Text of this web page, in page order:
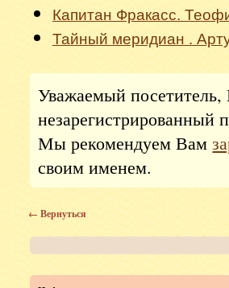
Капитан Фракасс.
Тайный меридиан .
Уважаемый
незарегистрированный
Мы рекомендуем Вам
своим именем.
← Вернуться